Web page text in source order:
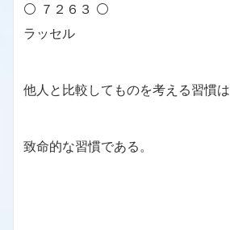
⚪ ７２６３ ⚪
ラッセル
他人と比較してものを考える習慣は
致命的な習慣である。